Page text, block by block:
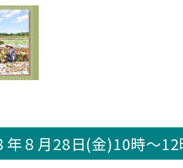
年８月28日(金)10時～